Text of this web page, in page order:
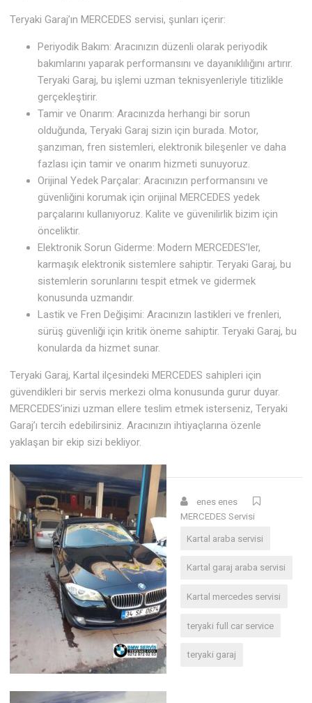
Teryaki Garaj’ın MERCEDES servisi, şunları içerir:
Periyodik Bakım: Aracınızın düzenli olarak periyodik
bakımlarını yaparak performansını ve dayanıklılığını artırır.
Teryaki Garaj, bu işlemi uzman teknisyenleriyle titizlikle
gerçekleştirir.
Tamir ve Onarım: Aracınızda herhangi bir sorun
olduğunda, Teryaki Garaj sizin için burada. Motor,
şanzıman, fren sistemleri, elektronik bileşenler ve daha
fazlası için tamir ve onarım hizmeti sunuyoruz.
Orijinal Yedek Parçalar: Aracınızın performansını ve
güvenliğini korumak için orijinal MERCEDES yedek
parçalarını kullanıyoruz. Kalite ve güvenilirlik bizim için
önceliktir.
Elektronik Sorun Giderme: Modern MERCEDES’ler,
karmaşık elektronik sistemlere sahiptir. Teryaki Garaj, bu
sistemlerin sorunlarını tespit etmek ve gidermek
konusunda uzmandır.
Lastik ve Fren Değişimi: Aracınızın lastikleri ve frenleri,
sürüş güvenliği için kritik öneme sahiptir. Teryaki Garaj, bu
konularda da hizmet sunar.
Teryaki Garaj, Kartal ilçesindeki MERCEDES sahipleri için
güvendikleri bir servis merkezi olma konusunda gurur duyar.
MERCEDES’inizi uzman ellere teslim etmek isterseniz, Teryaki
Garaj’ı tercih edebilirsiniz. Aracınızın ihtiyaçlarına özenle
yaklaşan bir ekip sizi bekliyor.
enes enes
MERCEDES Servisi
Kartal araba servisi
Kartal garaj araba servisi
Kartal mercedes servisi
teryaki full car service
teryaki garaj